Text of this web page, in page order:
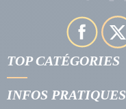
TOP CATÉGORIES
INFOS PRATIQUES